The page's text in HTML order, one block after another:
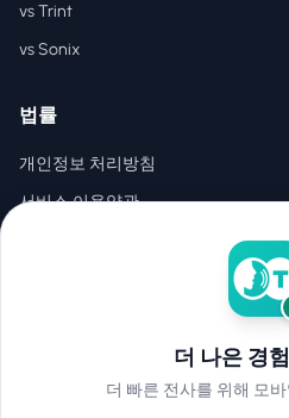
vs Trint
vs Sonix
법률
개인정보 처리방침
서비스 이용약관
2026 Hear2Text.
더 나은 경
더 빠른 전사를 위해 모